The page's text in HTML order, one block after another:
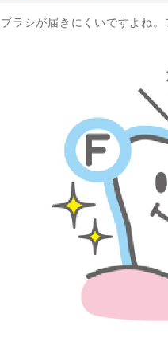
ラシが届きにくいですよね